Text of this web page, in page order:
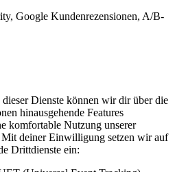
Google Kundenrezensionen, A/B-
Dienste können wir dir über die
hinausgehende Features
komfortable Nutzung unserer
Mit deiner Einwilligung setzen wir auf
Drittdienste ein: